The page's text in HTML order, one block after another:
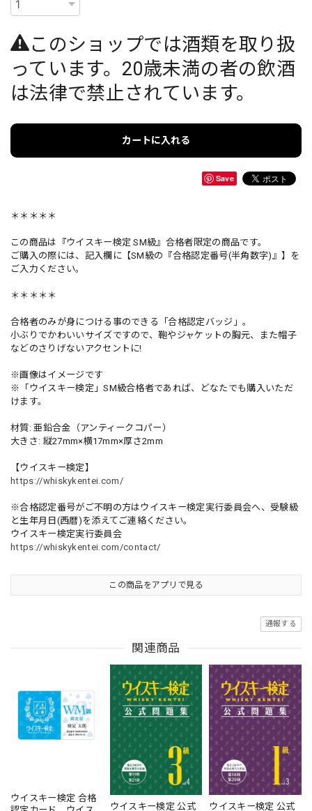
このショップでは酒類を取り扱
っています。20歳未満の者の飲酒
は法律で禁止されています。
カートに入れる
Save
＊＊＊＊＊
この商品は『ウイスキー検定 SM級』合格者限定の商品です。
ご購入の際には、記入欄に【SM級の『合格認定番号(半角数字)』】を
ご入力ください。
＊＊＊＊＊
合格者のみが身につける事のできる「合格認定バッジ」。
小ぶりでかわいいサイズですので、鞄やジャケットの胸元、また帽子
などのさりげないアクセントに!
※画像はイメージです
※「ウイスキー検定」SM級合格者であれば、どなたでも購入いただ
けます。
材質: 亜鉛合金（アンティークコパー）
大きさ: 縦27mm×横17mm×厚さ2mm
【ウイスキー検定】
https://whiskykentei.com/
※合格認定番号がご不明の方はウイスキー検定実行委員会へ、受験級
と生年月日(西暦)を添えてご連絡ください。
ウイスキー検定実行委員会
https://whiskykentei.com/contact/
この商品をアプリで見る
通報する
関連商品
ウイスキー検定 合格
ウイスキー検定 公式 ウイスキー検定 公式